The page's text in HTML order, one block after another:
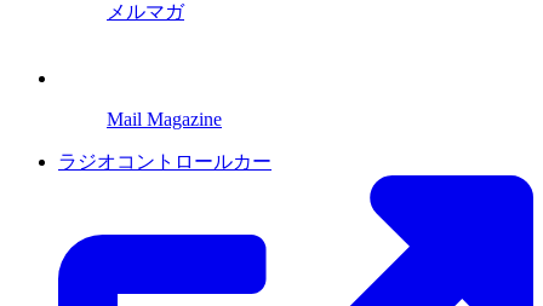
メルマガ
Mail Magazine
ラジオコントロールカー